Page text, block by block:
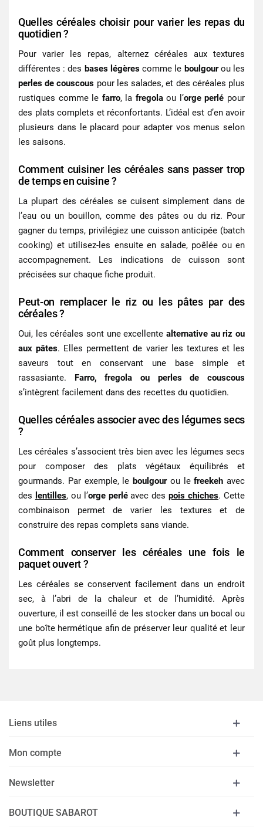
Quelles céréales choisir pour varier les repas du
quotidien ?
Pour varier les repas, alternez céréales aux textures
différentes : des bases légèrescomme le boulgour ou les
perles de couscous pour les salades, et des céréales plus
rustiques comme le farro, la fregolaou l’orge perlé pour
des plats complets et réconfortants. L’idéal est d’en avoir
plusieurs dans le placard pour adapter vos menus selon
les saisons.
Comment cuisiner les céréales sans passer trop
de temps en cuisine ?
La plupart des céréales se cuisent simplement dans de
l’eau ou un bouillon, comme des pâtes ou du riz. Pour
gagner du temps, privilégiez une cuisson anticipée (batch
cooking) et utilisez-les ensuite en salade, poêlée ou en
accompagnement. Les indications de cuisson sont
précisées sur chaque fiche produit.
Peut-on remplacer le riz ou les pâtes par des
céréales ?
Oui, les céréales sont une excellente alternative au riz ou
aux pâtes. Elles permettent de varier les textures et les
saveurs tout en conservant une base simple et
rassasiante. Farro, fregola ou perles de couscous
s’intègrent facilement dans des recettes du quotidien.
Quelles céréales associer avec des légumes secs
?
Les céréales s’associent très bien avec les légumes secs
pour composer des plats végétaux équilibrés et
gourmands. Par exemple, le boulgour ou lefreekeh avec
des lentilles, ou l’orge perléavec despois chiches. Cette
combinaison permet de varier les textures et de
construire des repas complets sans viande.
Comment conserver les céréales une fois le
paquet ouvert ?
Les céréales se conservent facilement dans un endroit
sec, à l’abri de la chaleur et de l’humidité. Après
ouverture, il est conseillé de les stocker dans un bocal ou
une boîte hermétique afin de préserver leur qualité et leur
goût plus longtemps.
Liens utiles
Mon compte
Newsletter
BOUTIQUE SABAROT